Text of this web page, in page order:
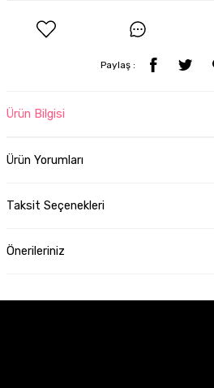
Paylaş :
Ürün Bilgisi
Ürün Yorumları
Taksit Seçenekleri
Önerileriniz